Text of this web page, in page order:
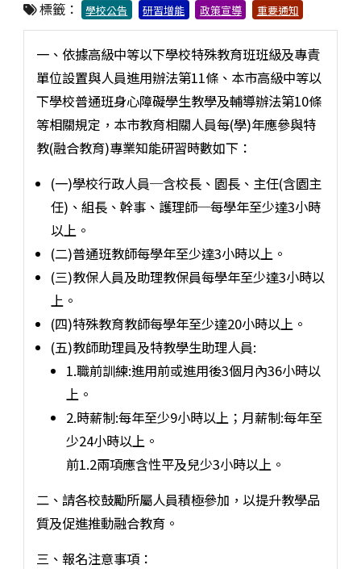
標籤： 學校公告 研習增能 政策宣導 重要通知
一、依據高級中等以下學校特殊教育班班級及專責
單位設置與人員進用辦法第11條、本市高級中等以
下學校普通班身心障礙學生教學及輔導辦法第10條
等相關規定，本市教育相關人員每(學)年應參與特
教(融合教育)專業知能研習時數如下：
(一)學校行政人員─含校長、園長、主任(含園主
任)、組長、幹事、護理師─每學年至少達3小時
以上。
(二)普通班教師每學年至少達3小時以上。
(三)教保人員及助理教保員每學年至少達3小時以
上。
(四)特殊教育教師每學年至少達20小時以上。
(五)教師助理員及特教學生助理人員:
1.職前訓練:進用前或進用後3個月內36小時以
上。
2.時薪制:每年至少9小時以上；月薪制:每年至
少24小時以上。
前1.2兩項應含性平及兒少3小時以上。
二、請各校鼓勵所屬人員積極參加，以提升教學品
質及促進推動融合教育。
三、報名注意事項：